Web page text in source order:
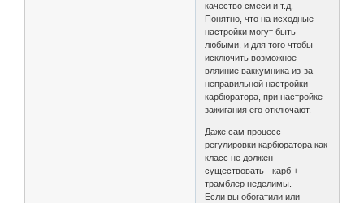
качество смеси и т.д.
Понятно, что на исходные
настройки могут быть
любыми, и для того чтобы
исключить возможное
вляиние ваккумника из-за
неправильной настройки
карбюратора, при настройке
зажигания его отключают.
Даже сам процесс
регулировки карбюратора как
класс не должен
существовать - карб +
трамблер неделимы.
Если вы обогатили или